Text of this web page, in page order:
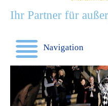
Ihr Partner für
Navigation